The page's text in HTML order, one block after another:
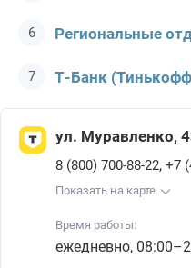
Региональные
Т-Банк
ул. Муравленко,
8 (800) 700-88-22, +7
Показать на карте
Время работы:
ежедневно,